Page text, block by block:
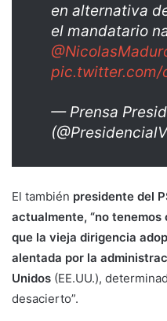
en alternativa
el mandatario
pic.twitter.com/
— Prensa
El también presidente del
actualmente, “no tenemos
que la vieja dirigencia
alentada por la
Unidos (EE.UU.),
desacierto”.